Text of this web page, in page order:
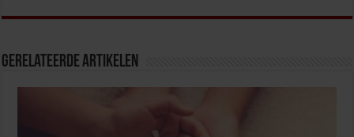
Gerelateerde Artikelen